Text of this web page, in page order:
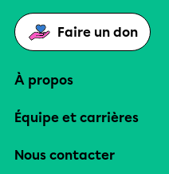
Faire un don
À propos
Équipe et carrières
Nous contacter